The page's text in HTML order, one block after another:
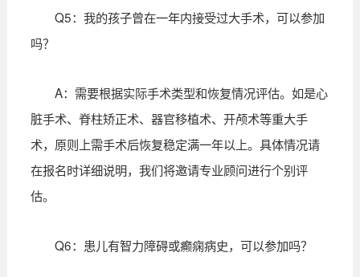
Q5：我的孩子曾在一年内接受过大手术，可以参加
吗？
A：需要根据实际手术类型和恢复情况评估。如是心
脏手术、脊柱矫正术、器官移植术、开颅术等重大手
术，原则上需手术后恢复稳定满一年以上。具体情况请
在报名时详细说明，我们将邀请专业顾问进行个别评
估。
Q6：患儿有智力障碍或癫痫病史，可以参加吗？